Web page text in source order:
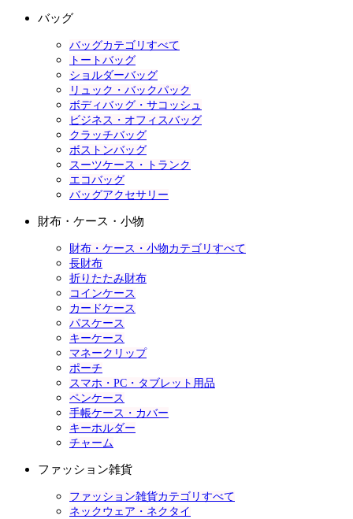
バッグ
バッグカテゴリすべて
トートバッグ
ショルダーバッグ
リュック・バックパック
ボディバッグ・サコッシュ
ビジネス・オフィスバッグ
クラッチバッグ
ボストンバッグ
スーツケース・トランク
エコバッグ
バッグアクセサリー
財布・ケース・小物
財布・ケース・小物カテゴリすべて
長財布
折りたたみ財布
コインケース
カードケース
パスケース
キーケース
マネークリップ
ポーチ
スマホ・PC・タブレット用品
ペンケース
手帳ケース・カバー
キーホルダー
チャーム
ファッション雑貨
ファッション雑貨カテゴリすべて
ネックウェア・ネクタイ